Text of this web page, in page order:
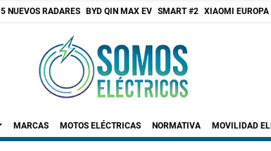
5 NUEVOS RADARES BYD QIN MAX EV SMART #2 XIAOMI EUROPA
MARCAS MOTOS ELÉCTRICAS NORMATIVA MOVILIDAD